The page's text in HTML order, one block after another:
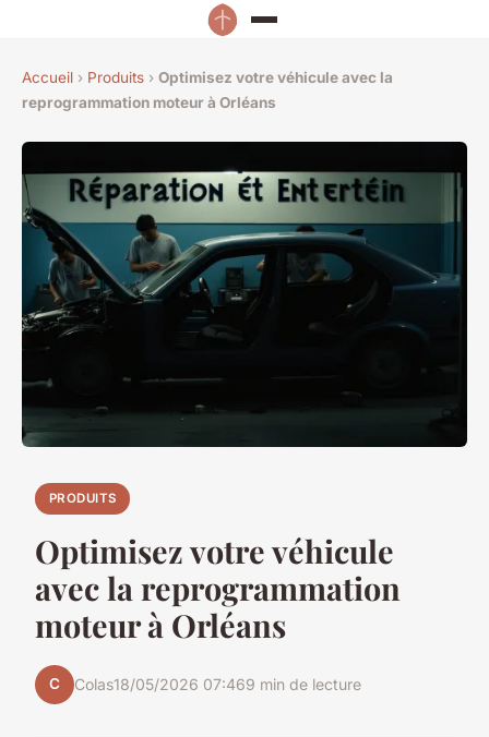
Accueil › Produits › Optimisez votre véhicule avec la
reprogrammation moteur à Orléans
PRODUITS
Optimisez votre véhicule
avec la reprogrammation
moteur à Orléans
C Colas18/05/2026 07:469 min de lecture